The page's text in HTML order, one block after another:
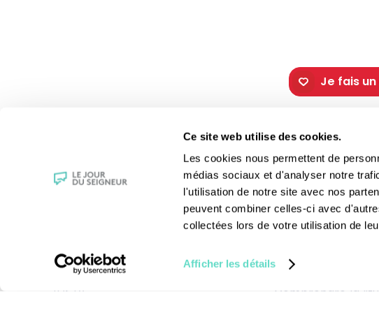
Ce site web utilise des cookies.
Les cookies nous permettent de
médias sociaux et d'analyser notre
l'utilisation de notre site avec nos
peuvent combiner celles-ci avec
collectées lors de votre utilisation de
Afficher les détails
Je fais
La messe
Magazine Le Jour du Seigneur
Générations Laudato Si’
Agenda Culturel
JDS.tv
Les fêtes
Les saints du jour
La Bible
Les sacrements
Le patrimoine
Les recettes et
Comprendre la